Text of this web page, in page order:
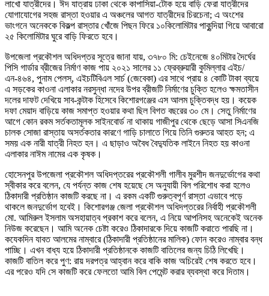
লাখো যাত্রীদের। ঈদ যাত্রায় ঢাকা থেকে কাপাসিয়া-টোক হয়ে বাড়ি ফেরা যাত্রীদের
যোগাযোগের সহজ রাস্তা হওয়ার এ অঞ্চলের আগত যাত্রীদের চিরচেনা; এ অংশের
ভাংগনে অনেককে বিকল্প রাস্তার খোঁজে পিছন ফিরে ১০কিলোমিটার পাকুন্দিয়া গিয়ে আবারো
২৫ কিলোমিটার ঘুরে বাড়ি ফিরতে হবে।
উপজেলা প্রকৌশল অধিদপ্তর সূত্রে জানা যায়, ৩৭৮০ মি: চেইনেজে ৪০মিটার দৈর্ঘের
পিসি গার্ডার ব্রীজের নির্মাণ কাজ পায় ২০২১ সালের ১১ ফ্রেব্রুয়ারী কুমিল্লার এইচ/
এন-৪৬৪, পুনাম পেলস্, এইচটিবিএল সার্চ (জেবেকা) এর সাথে প্রায় ৪ কোটি টাকা ব্যয়ে
এ সড়কের কাওনা এলাকার নরসুন্ধা নদের উপর ব্রীজটি নির্মাণের চুক্তি হলেও ক্ষমতাসীন
দলের দাফট দেখিয়ে সাব-কন্টাক হিসেবে কিশোরগঞ্জের এস আলম চুক্তিবদ্ধ হয়। কয়েক
দফা মেয়াদ বাড়িয়ে কাজ সমাপ্ত হওয়ার কথা ছিল বিগত বছরের ৩০ মে। সেতু নির্মাণের
আগে কোন রকম সর্তকতামূলক সাইনবোর্ড না থাকায় গাজীপুর থেকে ছেড়ে আসা সিএনজি
চালক সোজা রাস্তায় অসর্তকতার কারণে গাড়ি চালাতে গিয়ে তিনি গুরুতর আহত হন; এ
সময় এক নারী যাত্রী নিহত হন। এ ছাড়াও অবৈধ বৈদ্যুতিক লাইনে নিহত হয় কাওনা
এলাকার নাঈম নামের এক কৃষক।
হোসেনপুর উপজেলা প্রকৌশল অধিদপ্তরের প্রকৌশলী গালীব মুরশীদ জনদুর্ভোগের কথা
স্বীকার করে বলেন, যে পর্যন্ত কাজ শেষ হয়েছে সে অনুযায়ী বিল পরিশোধ করা হলেও
ঠিকাদারী প্রতিষ্ঠান কাজটি করছে না। এ রকম একটি গুরুত্বপূর্ণ রাস্তা এভাবে পড়ে
থাকলে জনদুর্ভোগ হবেই। কিশোরগঞ্জ জেলা প্রকৌশল অধিদপ্তরের নির্বাহী প্রকৌশলী
মো. আমিরুল ইসলাম অসহায়াত্ব প্রকাশ করে বলেন, এ নিয়ে আপনিসহ অনেকেই অনেক
নিউজ করেছেন। আমি অনেক চেষ্টা করেও ঠিকাদারকে দিয়ে কাজটি করাতে পারছি না।
কযেকদিন যাবত আলমের নাম্বারে (ঠিকাদারী প্রতিষ্ঠানের মালিক) ফোন করেও নাম্বার বন্ধ
পাচ্ছি। এখন বাধ্য হয়ে ঠিকাদারী প্রতিষ্ঠানকে কাজটি বাতিলের জন্য চিঠি লিখেছি।
কাজটি বাতিল করে পুণ: রায় দরপত্র আহ্বান করে বাকি কাজ অচিরেই শেষ করতে হবে।
এর পরেও যদি সে কাজটি করে ফেলতো আমি বিল পেমেন্ট করার ব্যবস্থা করে দিতাম।